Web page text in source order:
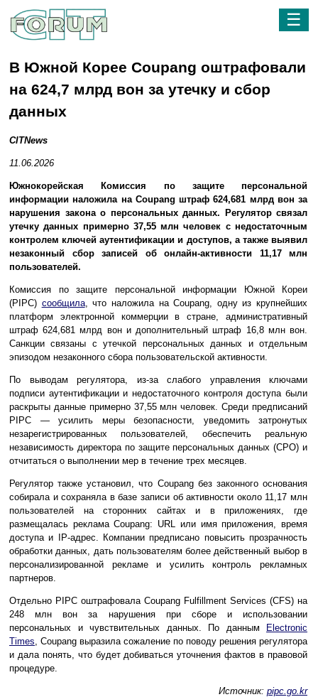
☰
В Южной Корее Coupang оштрафовали
на 624,7 млрд вон за утечку и сбор
данных
CITNews
11.06.2026
Южнокорейская Комиссия по защите персональной
информации наложила на Coupang штраф 624,681 млрд вон за
нарушения закона о персональных данных. Регулятор связал
утечку данных примерно 37,55 млн человек с недостаточным
контролем ключей аутентификации и доступов, а также выявил
незаконный сбор записей об онлайн-активности 11,17 млн
пользователей.
Комиссия по защите персональной информации Южной Кореи
(PIPC) сообщила, что наложила на Coupang, одну из крупнейших
платформ электронной коммерции в стране, административный
штраф 624,681 млрд вон и дополнительный штраф 16,8 млн вон.
Санкции связаны с утечкой персональных данных и отдельным
эпизодом незаконного сбора пользовательской активности.
По выводам регулятора, из-за слабого управления ключами
подписи аутентификации и недостаточного контроля доступа были
раскрыты данные примерно 37,55 млн человек. Среди предписаний
PIPC — усилить меры безопасности, уведомить затронутых
незарегистрированных пользователей, обеспечить реальную
независимость директора по защите персональных данных (CPO) и
отчитаться о выполнении мер в течение трех месяцев.
Регулятор также установил, что Coupang без законного основания
собирала и сохраняла в базе записи об активности около 11,17 млн
пользователей на сторонних сайтах и в приложениях, где
размещалась реклама Coupang: URL или имя приложения, время
доступа и IP-адрес. Компании предписано повысить прозрачность
обработки данных, дать пользователям более действенный выбор в
персонализированной рекламе и усилить контроль рекламных
партнеров.
Отдельно PIPC оштрафовала Coupang Fulfillment Services (CFS) на
248 млн вон за нарушения при сборе и использовании
персональных и чувствительных данных. По данным Electronic
Times , Coupang выразила сожаление по поводу решения регулятора
и дала понять, что будет добиваться уточнения фактов в правовой
процедуре.
Источник: pipc.go.kr